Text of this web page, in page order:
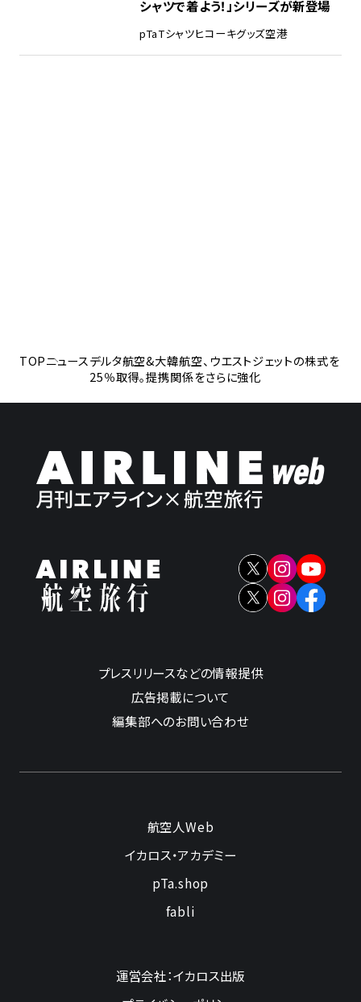
シャツで着よう！」シリーズが新登場
pTaTシャツヒコーキグッズ空港
TOPニュースデルタ航空&大韓航空、ウエストジェットの株式を
25％取得。提携関係をさらに強化
プレスリリースなどの情報提供
広告掲載について
編集部へのお問い合わせ
航空人Web
イカロス・アカデミー
pTa.shop
fabli
運営会社：イカロス出版